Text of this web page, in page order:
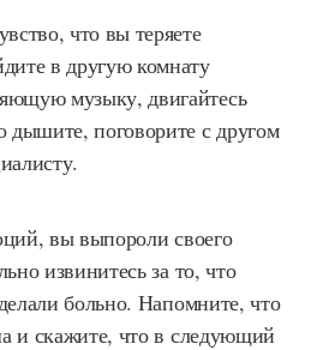
что вы теряете
в другую комнату
музыку, двигайтесь
дышите, поговорите с другом
вы выпороли своего
извинитесь за то, что
больно. Напомните, что
и скажите, что в следующий